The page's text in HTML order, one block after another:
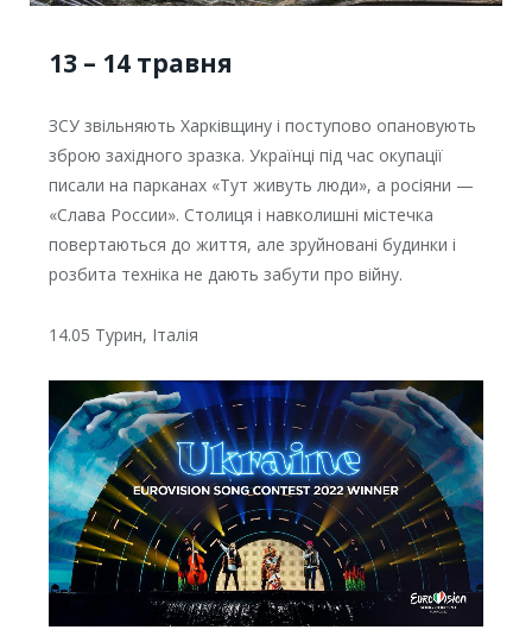
13 – 14 травня
ЗСУ звільняють Харківщину і поступово опановують
зброю західного зразка. Українці під час окупації
писали на парканах «Тут живуть люди», а росіяни —
«Слава России». Столиця і навколишні містечка
повертаються до життя, але зруйновані будинки і
розбита техніка не дають забути про війну.
14.05 Турин, Італія